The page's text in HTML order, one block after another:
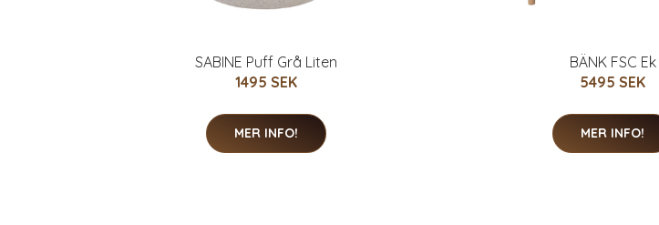
SABINE Puff Grå Liten
1495 SEK
MER INFO!
BÄNK FSC Ek
5495 SEK
MER INFO!